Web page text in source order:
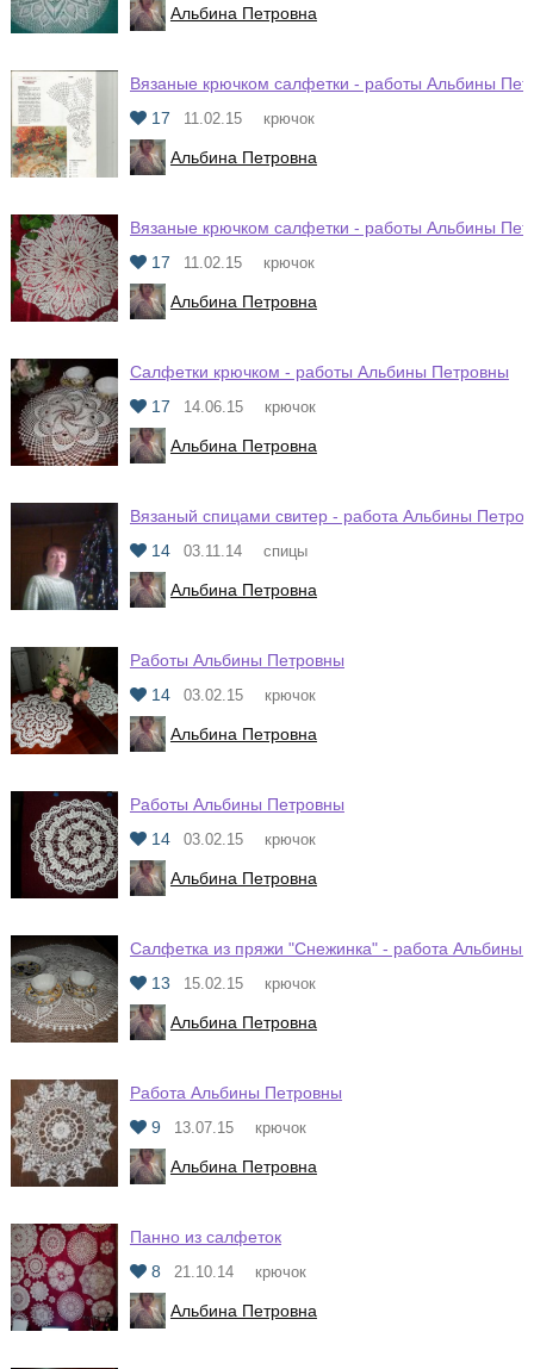
Альбина Петровна
Вязаные крючком салфетки - работы Альбины
17
11.02.15 крючок
Альбина Петровна
Вязаные крючком салфетки - работы Альбины
17
11.02.15 крючок
Альбина Петровна
Салфетки крючком - работы Альбины Петровны
17
14.06.15 крючок
Альбина Петровна
Вязаный спицами свитер - работа Альбины
14
03.11.14 спицы
Альбина Петровна
Работы Альбины Петровны
14
03.02.15 крючок
Альбина Петровна
Работы Альбины Петровны
14
03.02.15 крючок
Альбина Петровна
Салфетка из пряжи "Снежинка" - работа Альбины
13
15.02.15 крючок
Альбина Петровна
Работа Альбины Петровны
9
13.07.15 крючок
Альбина Петровна
Панно из салфеток
8
21.10.14 крючок
Альбина Петровна